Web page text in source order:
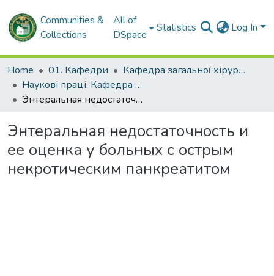
Communities &
Collections
All of
DSpace
Statistics Log In
Home 01. Кафедри
Кафедра загальної хірургії
Наукові праці. Кафедра загальної хірургії
Энтеральная недостаточность и ее оценка у больных с острым некротическим панкреатитом
Энтеральная недостаточность и
ее оценка у больных с острым
некротическим панкреатитом